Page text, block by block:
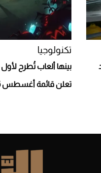
تكنولوجيا
تعلن قائمة أغسطس 2026